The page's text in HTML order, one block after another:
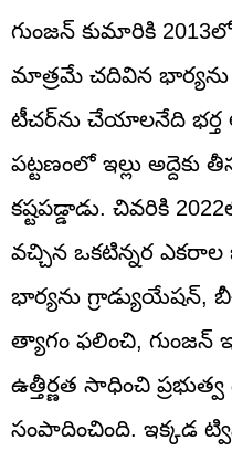
గుంజన్ కుమారికి
మాత్రమే చదివిన భార్యను
టీచర్‌ను చేయాలనేది భర్త
పట్టణంలో ఇల్లు అద్దెకు
కష్టపడ్డాడు. చివరికి
వచ్చిన ఒకటిన్నర
భార్యను గ్రాడ్యుయేషన్,
త్యాగం ఫలించి, గుంజన్
ఉత్తీర్ణత సాధించి
సంపాదించింది. ఇక్కడ